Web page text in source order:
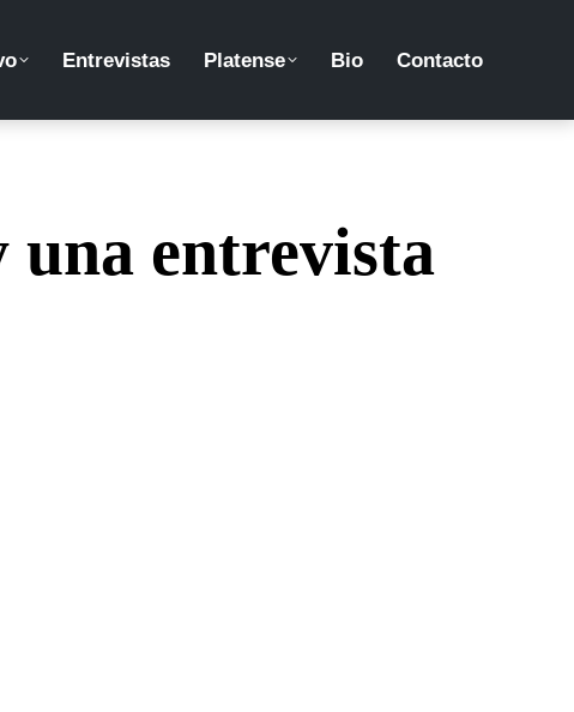
Entrevistas Platense Bio Contacto
una entrevista